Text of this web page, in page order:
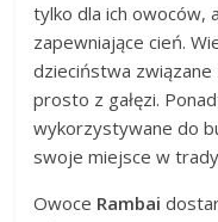
tylko dla ich owoców,
zapewniające cień.
dzieciństwa
prosto z gałęzi.
wykorzystywane do
swoje miejsce w
Owoce Rambai